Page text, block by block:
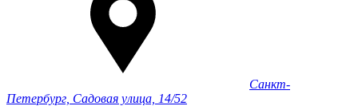
Санкт-
Петербург, Садовая улица, 14/52